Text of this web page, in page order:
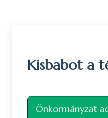
Kisbabot a
+
Önkormányzat